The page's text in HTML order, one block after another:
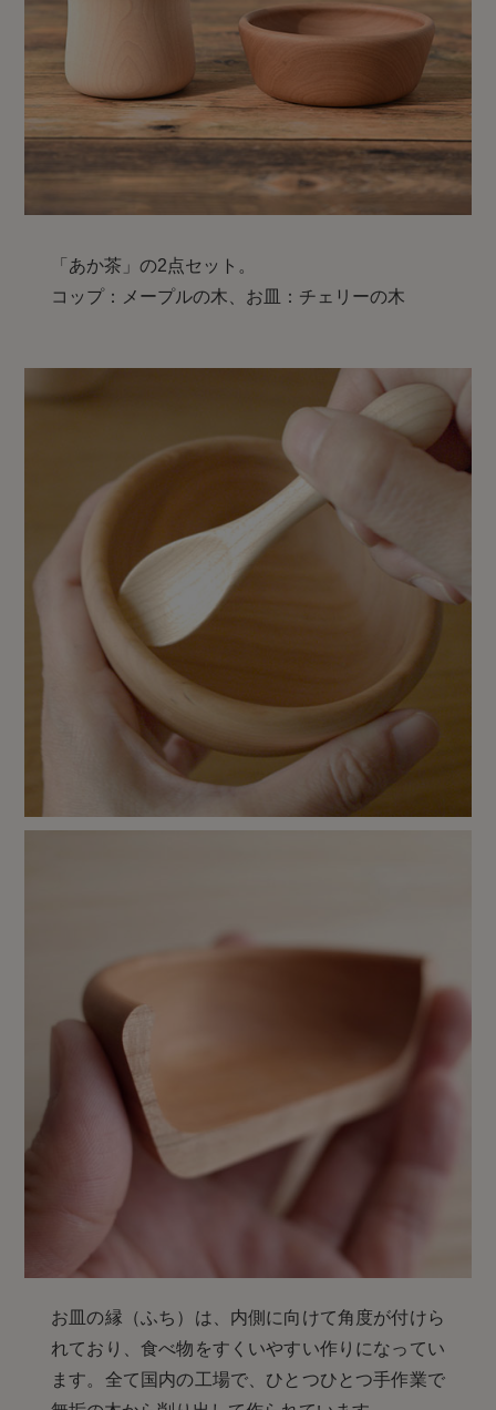
「あか茶」の2点セット。
コップ：メープルの木、お皿：チェリーの木
お皿の縁（ふち）は、内側に向けて角度が付けら
れており、食べ物をすくいやすい作りになってい
ます。全て国内の工場で、ひとつひとつ手作業で